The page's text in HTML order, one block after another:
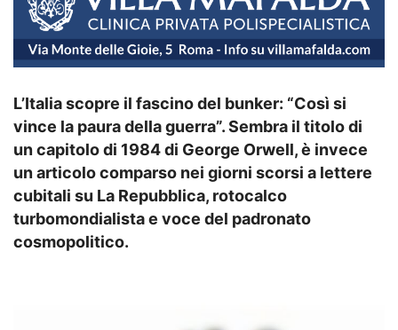
L’Italia scopre il fascino del bunker: “Così si
vince la paura della guerra”. Sembra il titolo di
un capitolo di 1984 di George Orwell, è invece
un articolo comparso nei giorni scorsi a lettere
cubitali su La Repubblica, rotocalco
turbomondialista e voce del padronato
cosmopolitico.